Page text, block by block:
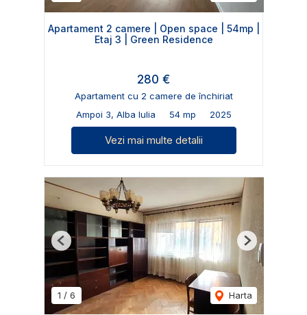
Apartament 2 camere | Open space | 54mp |
Etaj 3 | Green Residence
280 €
Apartament cu 2 camere de închiriat
Ampoi 3, Alba Iulia
54 mp 2025
Vezi mai multe detalii
1 / 6 Harta
Previous Next